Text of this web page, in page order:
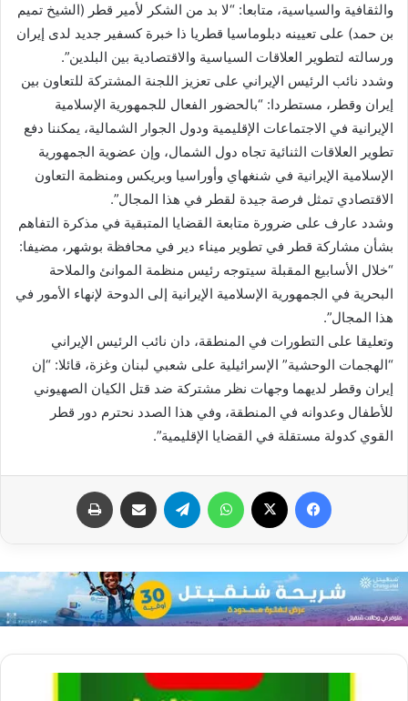
والثقافية والسياسية، متابعا: “لا بد من الشكر لأمير قطر (الشيخ تميم
بن حمد) على تعيينه دبلوماسيا قطريا ذا خبرة كسفير جديد لدى إيران
ورسالته لتطوير العلاقات السياسية والاقتصادية بين البلدين”.
وشدد نائب الرئيس الإيراني على تعزيز اللجنة المشتركة للتعاون بين
إيران وقطر، مستطردا: “بالحضور الفعال للجمهورية الإسلامية
الإيرانية في الاجتماعات الإقليمية ودول الجوار الشمالية، يمكننا دفع
تطوير العلاقات الثنائية تجاه دول الشمال، وإن عضوية الجمهورية
الإسلامية الإيرانية في شنغهاي وأوراسيا وبريكس ومنظمة التعاون
الاقتصادي تمثل فرصة جيدة لقطر في هذا المجال”.
وشدد عارف على ضرورة متابعة القضايا المتبقية في مذكرة التفاهم
بشأن مشاركة قطر في تطوير ميناء دير في محافظة بوشهر، مضيفا:
“خلال الأسابيع المقبلة سيتوجه رئيس منظمة الموانئ والملاحة
البحرية في الجمهورية الإسلامية الإيرانية إلى الدوحة لإنهاء الأمور في
هذا المجال”.
وتعليقا على التطورات في المنطقة، دان نائب الرئيس الإيراني
“الهجمات الوحشية” الإسرائيلية على شعبي لبنان وغزة، قائلا: “إن
إيران وقطر لديهما وجهات نظر مشتركة ضد قتل الكيان الصهيوني
للأطفال وعدوانه في المنطقة، وفي هذا الصدد نحترم دور قطر
القوي كدولة مستقلة في القضايا الإقليمية”.
فيسبوك واتساب تيلقرام مشاركة عبر البريد